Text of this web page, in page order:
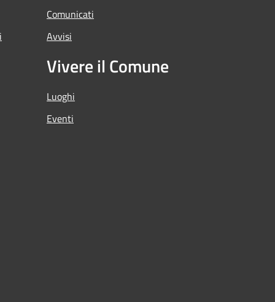
Comunicati
Avvisi
Vivere il Comune
Luoghi
Eventi